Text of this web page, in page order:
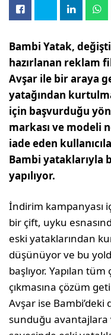
Bambi Yatak,
hazırlanan reklam
Avşar ile bir araya
yatağından
için başvurduğu
markası ve modeli
iade eden
Bambi yataklarıyla
yapılıyor.
İndirim kampanyası
bir çift, uyku
eski yataklarından
düşünüyor ve bu
başlıyor. Yapılan
çıkmasına çözüm
Avşar ise Bambi’deki
sunduğu